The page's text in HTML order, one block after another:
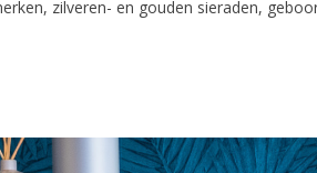
zilveren- en gouden sieraden,